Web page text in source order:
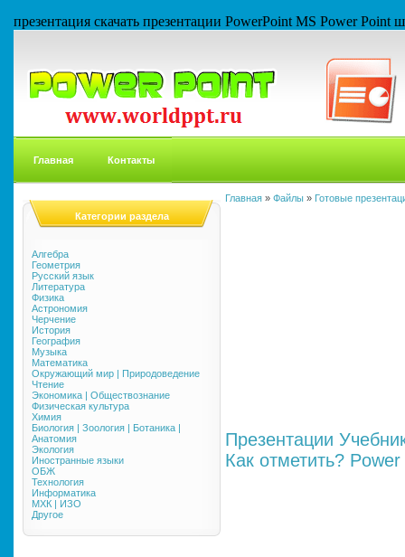
презентация скачать презентации PowerPoint MS Power
Главная Контакты
Категории раздела
Алгебра
Геометрия
Русский язык
Литература
Физика
Астрономия
Черчение
История
География
Музыка
Математика
Окружающий мир | Природоведение
Чтение
Экономика | Обществознание
Физическая культура
Химия
Биология | Зоология | Ботаника |
Анатомия
Экология
Иностранные языки
ОБЖ
Технология
Информатика
МХК | ИЗО
Другое
Главная » Файлы » Готовые
Презентации
Как отметить?